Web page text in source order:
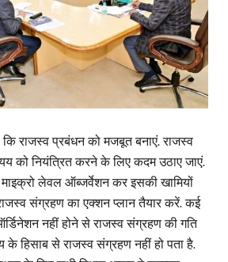
राजस्व प्रबंधन को मजबूत बनाएं. राजस्व
को नियंत्रित करने के लिए कदम उठाए जाएं.
लेवल ऑब्जर्वेशन कर इसकी खामियों
संग्रहण का एक्शन प्लान तैयार करें. कई
नहीं होने से राजस्व संग्रहण की गति
के हिसाब से राजस्व संग्रहण नहीं हो पता है.